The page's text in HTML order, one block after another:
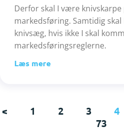
Derfor skal I være knivskarpe
markedsføring. Samtidig
knivsæg, hvis ikke I skal
markedsføringsreglerne.
Læs mere
< 1 2 3 4
73